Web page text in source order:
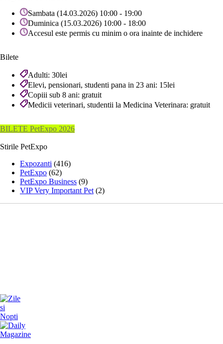
Sambata (14.03.2026) 10:00 - 19:00
Duminica (15.03.2026) 10:00 - 18:00
Accesul este permis cu minim o ora inainte de inchidere
Bilete
Adulti: 30lei
Elevi, pensionari, studenti pana in 23 ani: 15lei
Copiii sub 8 ani: gratuit
Medicii veterinari, studentii la Medicina Veterinara: gratuit
BILETE PetExpo 2026
Stirile PetExpo
Expozanti (416)
PetExpo (62)
PetExpo Business (9)
VIP Very Important Pet (2)